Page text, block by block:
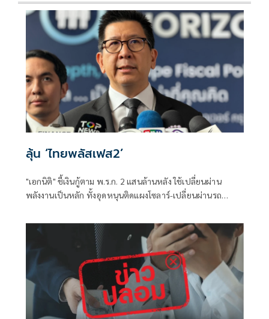
ลุ้น ‘ไทยพลัสเฟส2’
"เอกนิติ" ชี้เงินกู้ตาม พ.ร.ก. 2 แสนล้านหลัง ใช้เปลี่ยนผ่าน
พลังงานเป็นหลัก ทั้งอุดหนุนติดแผงโซลาร์-เปลี่ยนผ่านรถ
พร้อมให้ใช้กับไทยเที่ยวไทยพลัส ส่วนไทยช่วยไทยพลัส เฟส 2
รอประเมินความเหมาะสม นายกฯ เผยจะพยายาม